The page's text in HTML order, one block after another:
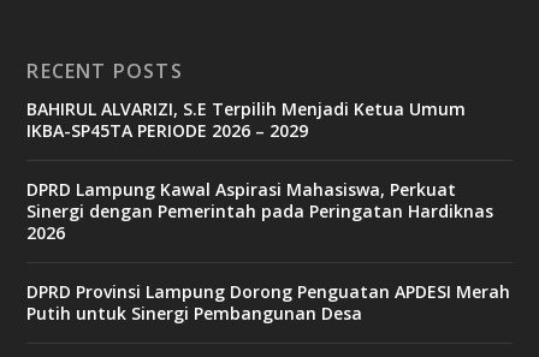
RECENT POSTS
BAHIRUL ALVARIZI, S.E Terpilih Menjadi Ketua Umum
IKBA-SP45TA PERIODE 2026 – 2029
DPRD Lampung Kawal Aspirasi Mahasiswa, Perkuat
Sinergi dengan Pemerintah pada Peringatan Hardiknas
2026
DPRD Provinsi Lampung Dorong Penguatan APDESI Merah
Putih untuk Sinergi Pembangunan Desa